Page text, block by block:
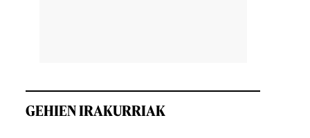
GEHIEN IRAKURRIAK